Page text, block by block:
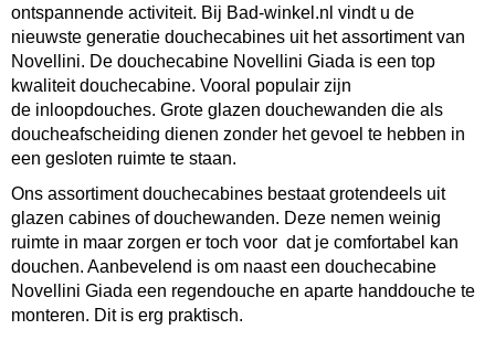
ontspannende activiteit. Bij Bad-winkel.nl vindt u de
nieuwste generatie douchecabines uit het assortiment van
Novellini. De douchecabine Novellini Giada is een top
kwaliteit douchecabine. Vooral populair zijn
de inloopdouches. Grote glazen douchewanden die als
doucheafscheiding dienen zonder het gevoel te hebben in
een gesloten ruimte te staan.
Ons assortimentdouchecabines bestaat grotendeels uit
glazen cabines ofdouchewanden. Deze nemen weinig
ruimte in maar zorgen er toch voor dat je comfortabel kan
douchen. Aanbevelend is om naast een douchecabine
Novellini Giada een regendouche en aparte handdouche te
monteren. Dit is erg praktisch.